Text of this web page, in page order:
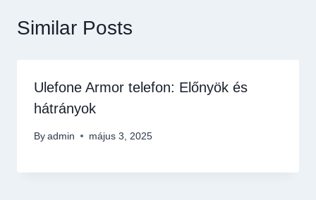
Similar Posts
Ulefone Armor telefon: Előnyök és
hátrányok
By admin május 3, 2025